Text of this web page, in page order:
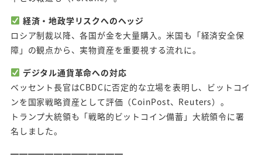
経済・地政学リスクへのヘッジ
ロシア制裁以降、各国が金を大量購入。米国も「経済安全保
障」の観点から、実物資産を重要視する流れに。
デジタル通貨革命への対応
ベッセント長官はCBDCに否定的な立場を表明し、ビットコイ
ンを国家戦略資産として評価（CoinPost、Reuters）。
トランプ大統領も「戦略的ビットコイン備蓄」大統領令に署
名しました。
━━━━━━━━━━━━━